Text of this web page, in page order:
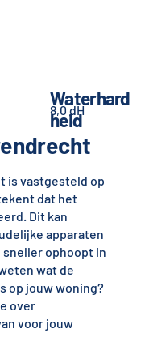
is vastgesteld op
dat het
Dit kan
apparaten
sneller ophoopt in
wat de
op jouw woning?
over
voor jouw
Waterhard
heid
8,0 dH